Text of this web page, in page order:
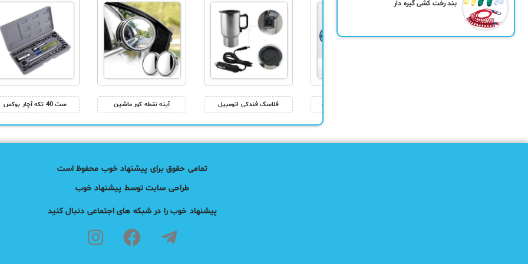
ست 40 تکه آچار بوکس آینه نقطه کور ماشین فلاسک فندکی اتومبیل کارواش خانگی جت مینی
بند رخت کشی گیره دار
تمامی حقوق برای پیشنهاد خوب محفوظ است
طراحی سایت توسط پیشنهاد خوب
پیشنهاد خوب را در شبکه های اجتماعی دنبال کنید